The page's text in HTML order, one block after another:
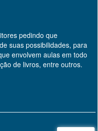
pedindo que
suas possibilidades, para
envolvem aulas em todo
de livros, entre outros.